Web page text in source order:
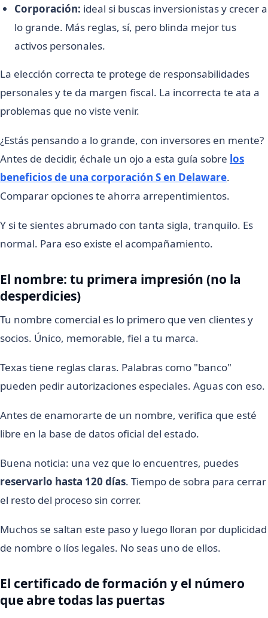
Corporación: ideal si buscas inversionistas y crecer a
lo grande. Más reglas, sí, pero blinda mejor tus
activos personales.
La elección correcta te protege de responsabilidades
personales y te da margen fiscal. La incorrecta te ata a
problemas que no viste venir.
¿Estás pensando a lo grande, con inversores en mente?
Antes de decidir, échale un ojo a esta guía sobre los
beneficios de una corporación S en Delaware.
Comparar opciones te ahorra arrepentimientos.
Y si te sientes abrumado con tanta sigla, tranquilo. Es
normal. Para eso existe el acompañamiento.
El nombre: tu primera impresión (no la
desperdicies)
Tu nombre comercial es lo primero que ven clientes y
socios. Único, memorable, fiel a tu marca.
Texas tiene reglas claras. Palabras como "banco"
pueden pedir autorizaciones especiales. Aguas con eso.
Antes de enamorarte de un nombre, verifica que esté
libre en la base de datos oficial del estado.
Buena noticia: una vez que lo encuentres, puedes
reservarlo hasta 120 días. Tiempo de sobra para cerrar
el resto del proceso sin correr.
Muchos se saltan este paso y luego lloran por duplicidad
de nombre o líos legales. No seas uno de ellos.
El certificado de formación y el número
que abre todas las puertas